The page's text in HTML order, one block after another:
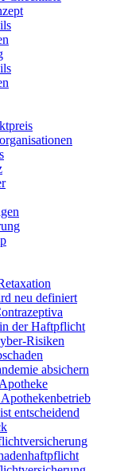
neu definiert
der Haftpflicht
Risiken
absichern
entscheidend